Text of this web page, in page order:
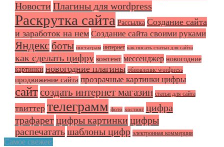
Новости Плагины для wordpress
Раскрутка сайта Рассылка Создание сайта
и заработок на нем Создание сайта своими руками
Яндекс боты инстаграм интернет как писать статьи для сайта
как сделать цифру контент мессенджер новогодние
картинки новогодние плагины обновление wordpress
продвижение сайта прозрачные картинки цифры
сайтсоздать интернет магазин статьи для сайта
твиттер телеграмм фото хостинг цифра
трафарет цифры картинки цифры
распечатать шаблоны цифр электронная коммерция
Самое свежее: